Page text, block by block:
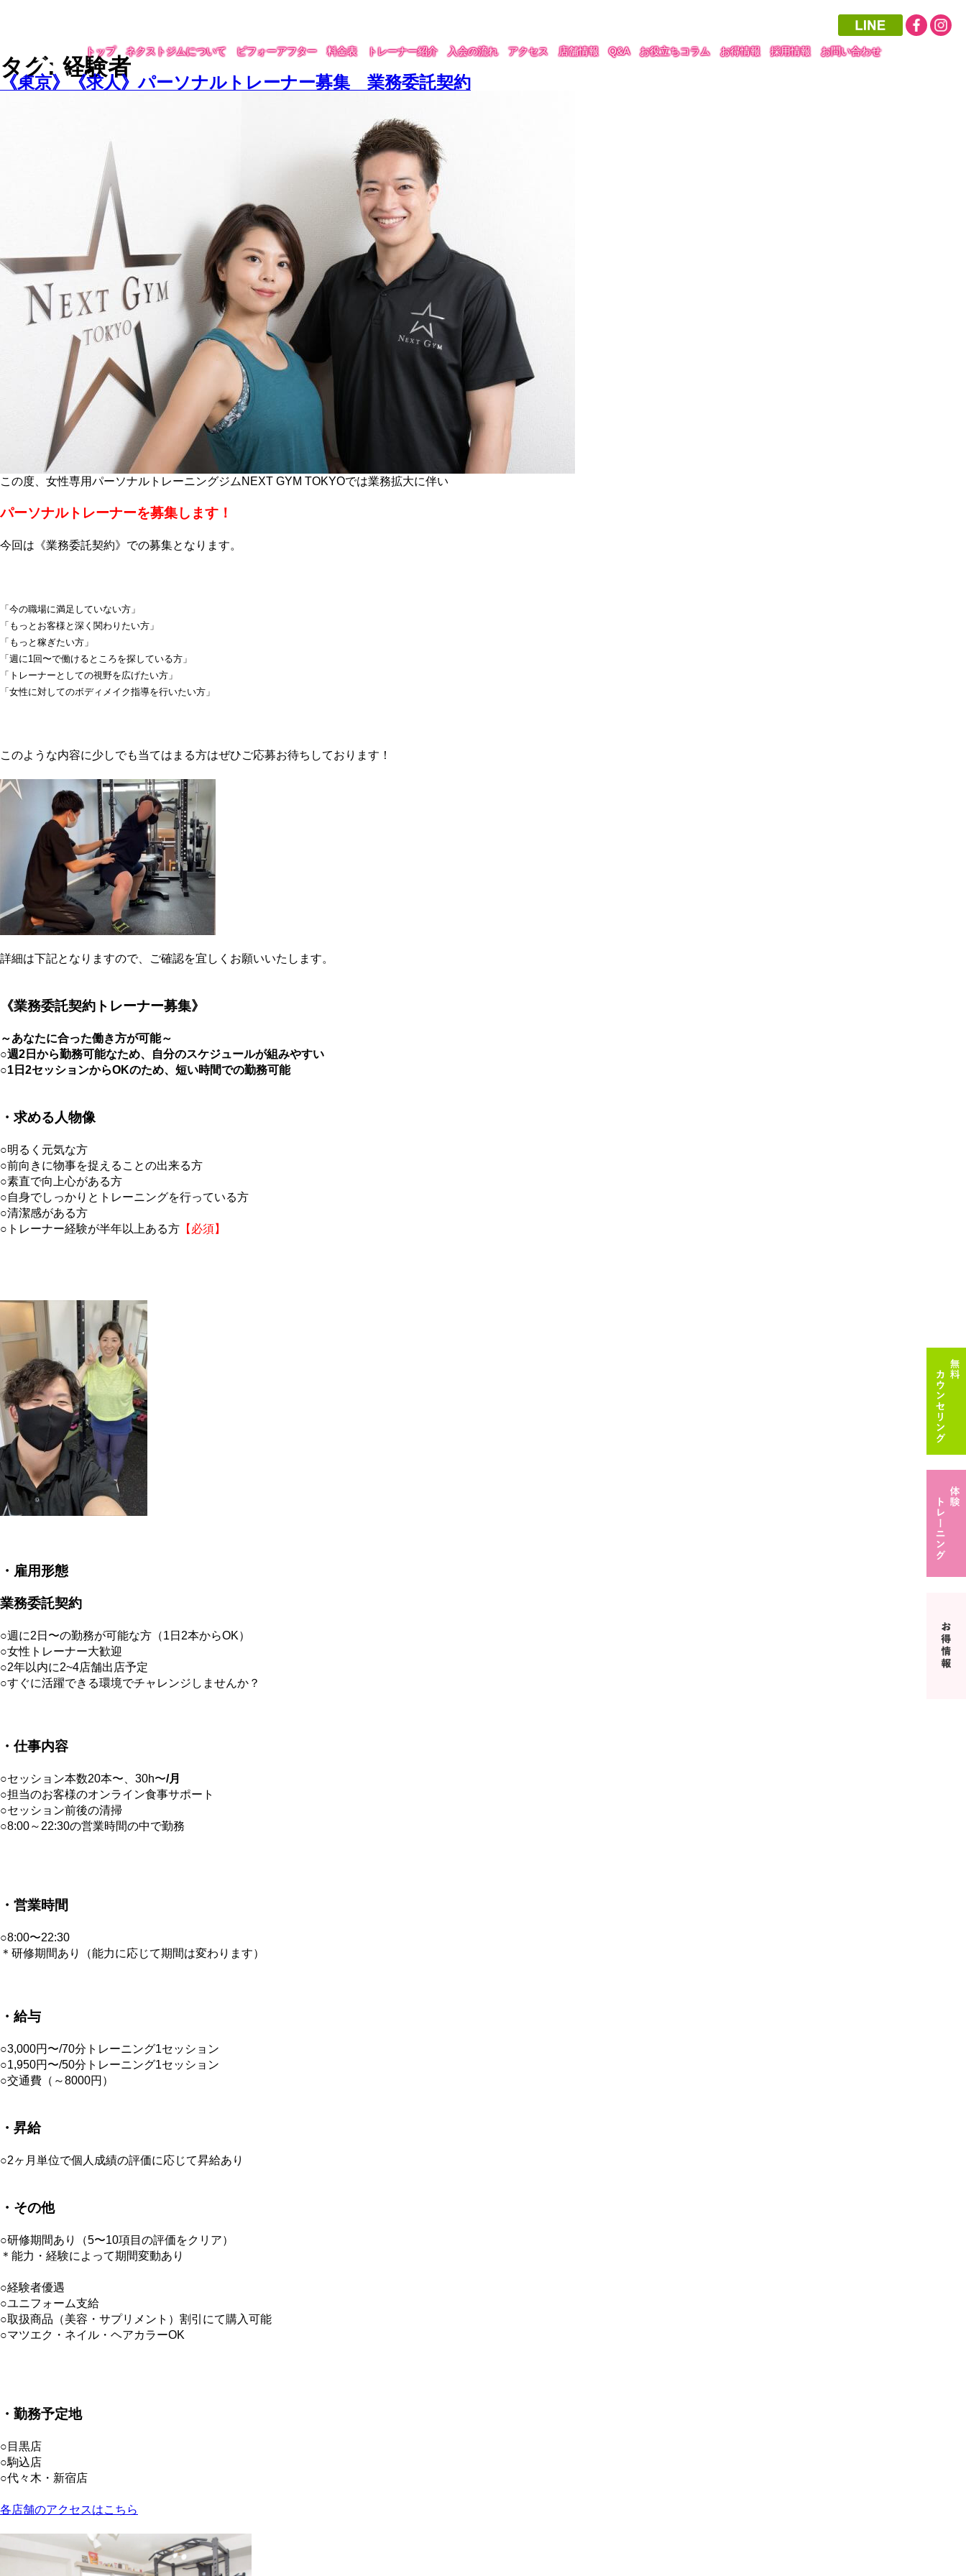
トップ ネクストジムについて ビフォーアフター 料金表 トレーナー紹介 入会の流れ アクセス 店舗情報 Q&A お役立ちコラム お得情報 採用情報 お問い合わせ
タグ: 経験者
《東京》《求人》パーソナルトレーナー募集 業務委託契約
この度、女性専用パーソナルトレーニングジムNEXT GYM TOKYOでは業務拡大に伴い
パーソナルトレーナーを募集します！
今回は《業務委託契約》での募集となります。
「今の職場に満足していない方」
「もっとお客様と深く関わりたい方」
「もっと稼ぎたい方」
「週に1回〜で働けるところを探している方」
「トレーナーとしての視野を広げたい方」
「女性に対してのボディメイク指導を行いたい方」
このような内容に少しでも当てはまる方はぜひご応募お待ちしております！
詳細は下記となりますので、ご確認を宜しくお願いいたします。
《業務委託契約トレーナー募集》
～あなたに合った働き方が可能～
○週2日から勤務可能なため、自分のスケジュールが組みやすい
○1 日 2セッションからOKのため、 短い時間での勤務可能
・求める人物像
○明るく元気な方
○前向きに物事を捉えることの出来る方
○素直で向上心がある方
○自身でしっかりとトレーニングを行っている方
○清潔感がある方
○トレーナー経験が半年以上ある方 【必須】
・雇用形態
業務委託契約
○週に2日〜の勤務が可能な方（1日2本からOK）
○女性トレーナー大歓迎
○2年以内に2~4店舗出店予定
○すぐに活躍できる環境でチャレンジしませんか？
・仕事内容
○セッション本数20本〜、30h〜/月
○担当のお客様のオンライン食事サポート
○セッション前後の清掃
○8:00～22:30の営業時間の中で勤務
・営業時間
○8:00〜22:30
＊研修期間あり（能力に応じて期間は変わります）
・給与
○3,000円〜/70分トレーニング1セッション
○1,950円〜/50分トレーニング1セッション
○交通費（～8000円）
・昇給
○2ヶ月単位で個人成績の評価に応じて昇給あり
・その他
○研修期間あり（5〜10項目の評価をクリア）
＊能力・経験によって期間変動あり
○経験者優遇
○ユニフォーム支給
○取扱商品（美容・サプリメント）割引にて購入可能
○マツエク・ネイル・ヘアカラーOK
・ 勤務予定地
○目黒店
○駒込店
○代々木・新宿店
各店舗のアクセスはこちら